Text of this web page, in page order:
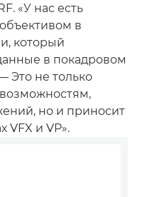
«У нас есть
в
который
в покадровом
Это не только
но и приносит
VFX и VP».